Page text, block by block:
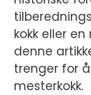
kokk eller
denne
trenger for
mesterkokk.